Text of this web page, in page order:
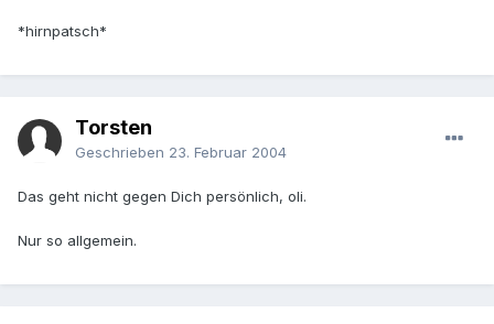
*hirnpatsch*
Torsten
Geschrieben 23. Februar 2004
Das geht nicht gegen Dich persönlich, oli.
Nur so allgemein.